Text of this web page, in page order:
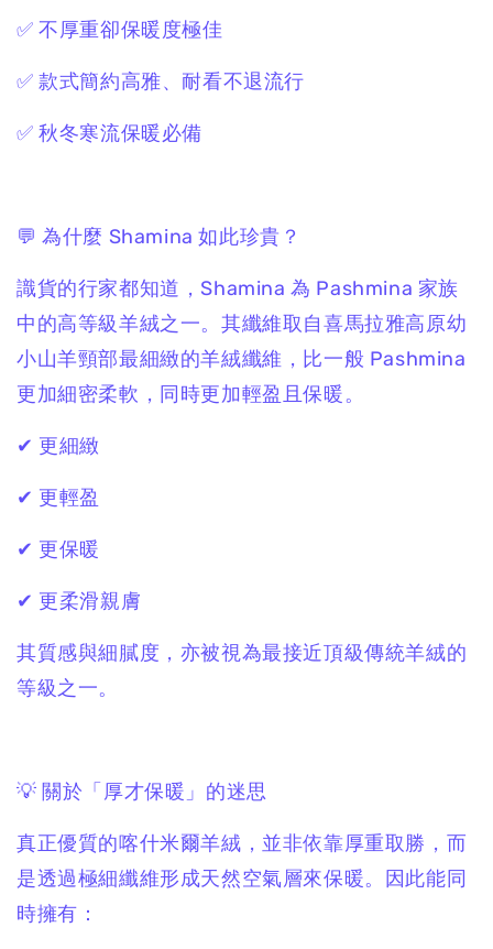
✅ 不厚重卻保暖度極佳
✅ 款式簡約高雅、耐看不退流行
✅ 秋冬寒流保暖必備
💬 為什麼 Shamina 如此珍貴？
識貨的行家都知道，Shamina 為 Pashmina 家族
中的高等級羊絨之一。其纖維取自喜馬拉雅高原幼
小山羊頸部最細緻的羊絨纖維，比一般 Pashmina
更加細密柔軟，同時更加輕盈且保暖。
✔ 更細緻
✔ 更輕盈
✔ 更保暖
✔ 更柔滑親膚
其質感與細膩度，亦被視為最接近頂級傳統羊絨的
等級之一。
💡 關於「厚才保暖」的迷思
真正優質的喀什米爾羊絨，並非依靠厚重取勝，而
是透過極細纖維形成天然空氣層來保暖。因此能同
時擁有：